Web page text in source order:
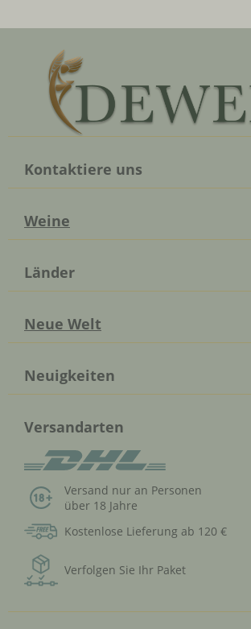
Kontaktiere uns
Weine
Länder
Neue Welt
Neuigkeiten
Versandarten
Versand nur an Personen
über 18 Jahre
Kostenlose Lieferung ab 120 €
Verfolgen Sie Ihr Paket